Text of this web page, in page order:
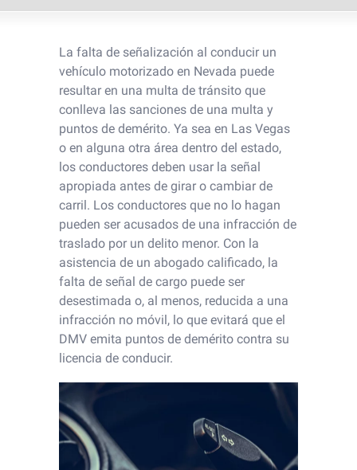
La falta de señalización al conducir un
vehículo motorizado en Nevada puede
resultar en una multa de tránsito que
conlleva las sanciones de una multa y
puntos de demérito. Ya sea en Las Vegas
o en alguna otra área dentro del estado,
los conductores deben usar la señal
apropiada antes de girar o cambiar de
carril. Los conductores que no lo hagan
pueden ser acusados ​​de una infracción de
traslado por un delito menor. Con la
asistencia de un abogado calificado, la
falta de señal de cargo puede ser
desestimada o, al menos, reducida a una
infracción no móvil, lo que evitará que el
DMV emita puntos de demérito contra su
licencia de conducir.